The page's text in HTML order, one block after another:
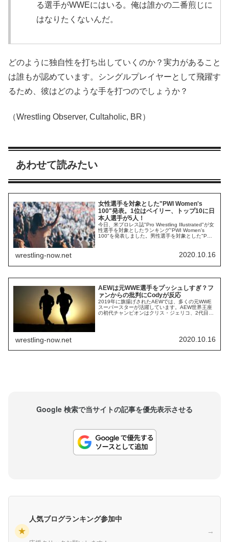
る選手がWWEにはいる。俺は誰かの二番煎じに
はなりたくないんだ。
どのように独自性を打ち出していくのか？実力があること
は誰もが認めています。シングルプレイヤーとして飛躍す
るため、彼はどのような手を打つのでしょうか？
（Wrestling Observer, Cultaholic, BR）
あわせて読みたい
女性選手を対象とした"PWI Women's
100"発表。1位はベイリー、トップ10に日
本人選手が5人！
今日、米プロレス誌"Pro Wrestling Illustrated"が女
性選手を対象としたランキング"PWI Women's
100"を発表しました。男性選手を対象とした"PWI
最高位は内藤哲也の5位でした。このランキング
は、以下の基準でランク付けされています...
wrestling-now.net 2020.10.16
AEWは元WWE選手をプッシュしすぎ？フ
ァンからの批判にCodyが反応
2019年に旗揚げされたAEWでは、多くの元WWE
スーパースターが活躍しています。AEW世界王座
の初代チャンピオンはクリス・ジェリコ、2代目は
フ)、マット・ハーディーといった、WWEでの活動
wrestling-now.net 2020.10.16
Google 検索で当サイトの記事を優先表示させる
★
人気ブログランキング参加中
→